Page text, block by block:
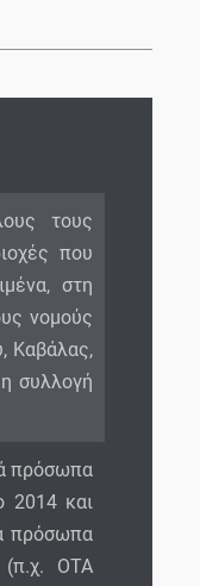
τους
που
στη
νομούς
Καβάλας,
συλλογή
πρόσωπα
2014 και
πρόσωπα
(π.χ. ΟΤΑ